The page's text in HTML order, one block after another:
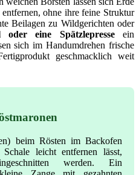
ohne ihre feine Struktur
Beilagen zu Wildgerichten oder
oder eine Spätzlepresseein
sich im Handumdrehen frische
geschmacklich weit
beim Rösten im Backofen
leicht entfernen lässt,
werden. Ein